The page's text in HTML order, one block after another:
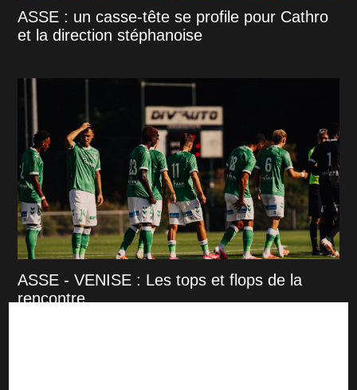
ASSE : un casse-tête se profile pour Cathro
et la direction stéphanoise
ASSE - VENISE : Les tops et flops de la
rencontre